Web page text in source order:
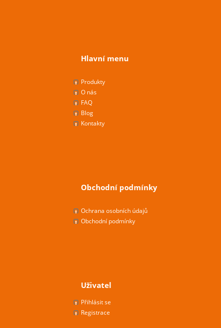
Hlavní menu
Produkty
O nás
FAQ
Blog
Kontakty
Obchodní podmínky
Ochrana osobních údajů
Obchodní podmínky
Uživatel
Přihlásit se
Registrace